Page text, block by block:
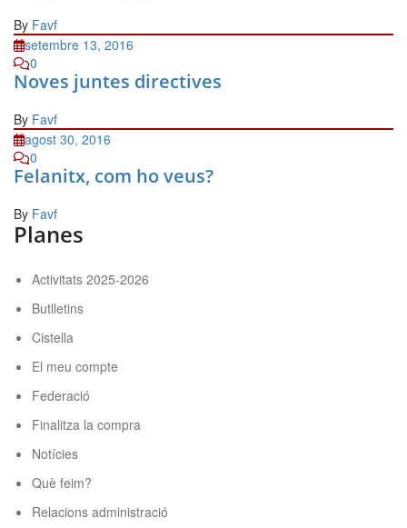
By Favf
setembre 13, 2016
0
Noves juntes directives
By Favf
agost 30, 2016
0
Felanitx, com ho veus?
By Favf
Planes
Activitats 2025-2026
Butlletins
Cistella
El meu compte
Federació
Finalitza la compra
Notícies
Què feim?
Relacions administració